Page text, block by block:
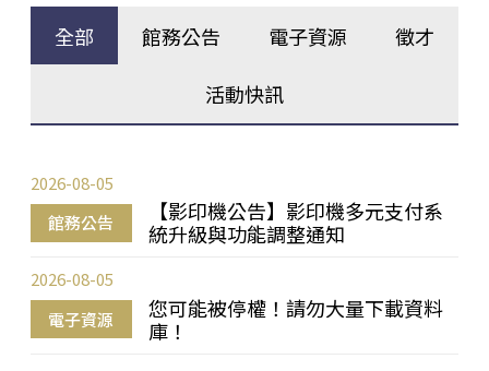
全部 館務公告 電子資源 徵才
活動快訊
館務公告
【影印機公告】影印機多元支付系
統升級與功能調整通知
2026-08-05
電子資源
您可能被停權！請勿大量下載資料
庫！
2026-08-05